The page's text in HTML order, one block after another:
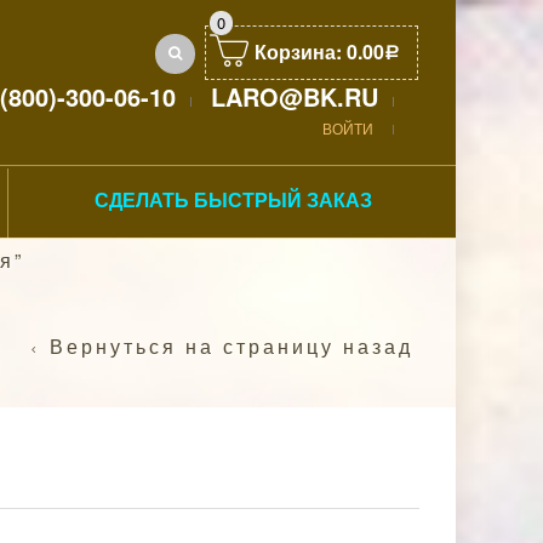
0
Корзина: 0.00Р
300-06-10 LARO@BK.RU
ВОЙТИ
СДЕЛАТЬ БЫСТРЫЙ ЗАКАЗ
Вернуться на страницу назад